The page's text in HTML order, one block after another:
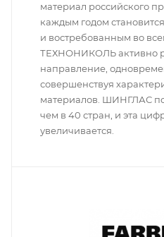
материал российского
каждым годом
и востребованным во
ТЕХНОНИКОЛЬ активно
направление,
совершенствуя
материалов. ШИНГЛАС
чем в 40 стран, и эта
увеличивается.